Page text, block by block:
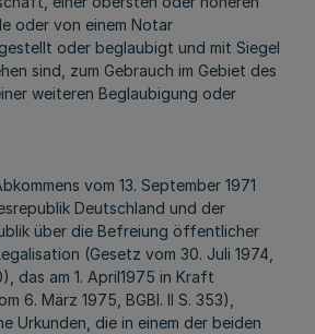
oder von einem Notar
oder beglaubigt und mit Siegel
sind, zum Gebrauch im Gebiet des
weiteren Beglaubigung oder
vom 13. September 1971
Deutschland und der
über die Befreiung öffentlicher
(Gesetz vom 30. Juli 1974,
das am 1. April1975 in Kraft
6. März 1975, BGBl. II S. 353),
Urkunden, die in einem der beiden